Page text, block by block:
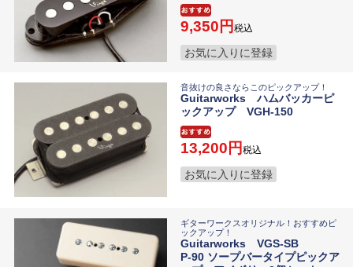
9,350 税込
お気に入りに登録
音抜けの良さならこのピックアップ！
Guitarworks ハムバッカーピ
ックアップ VGH-150
13,200 税込
お気に入りに登録
ギターワークスオリジナル！おすすめピ
ックアップ！
Guitarworks VGS-SB
P-90 ソープバータイプピックア